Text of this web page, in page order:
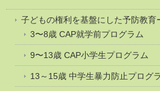
子どもの権利を基盤にした予防教育
3〜8歳 CAP就学前プログラム
9〜13歳 CAP小学生プログラム
13～15歳 中学生暴力防止プログ